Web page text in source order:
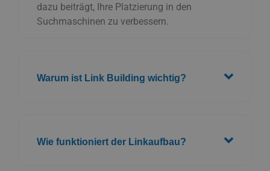
dazu beiträgt, Ihre Platzierung in den
Suchmaschinen zu verbessern.
Warum ist Link Building wichtig?
Wie funktioniert der Linkaufbau?